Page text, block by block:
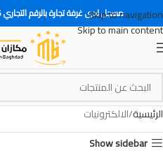
Skip to navigation
Skip to main content
مسجل لدى غرفة تجارة بالرقم التجاري 39345
الرئيسية الالكترونيات
Show sidebar